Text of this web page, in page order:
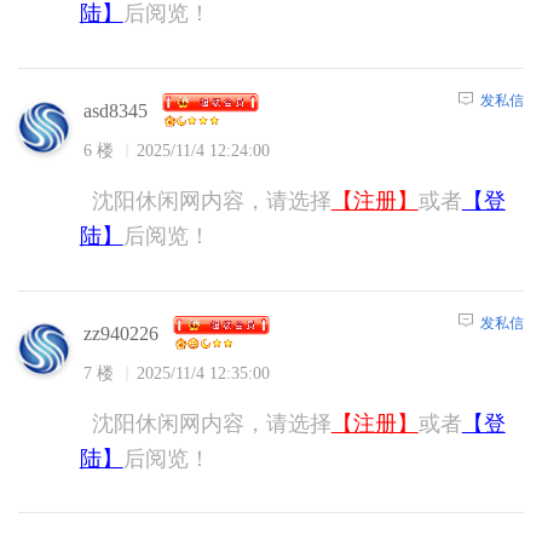
陆】
后阅览！
asd8345
6 楼 2025/11/4 12:24:00
发私信
沈阳休闲网内容，请选择 【注册】 或者 【登
陆】
后阅览！
zz940226
7 楼 2025/11/4 12:35:00
发私信
沈阳休闲网内容，请选择 【注册】 或者 【登
陆】
后阅览！